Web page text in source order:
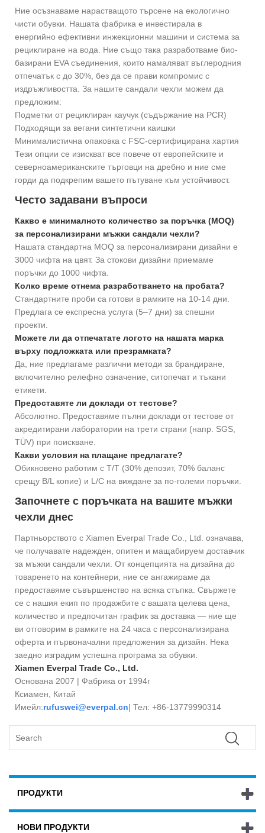
Ние осъзнаваме нарастващото търсене на екологично
чисти обувки. Нашата фабрика е инвестирала в
енергийно ефективни инжекционни машини и система за
рециклиране на вода. Ние също така разработваме био-
базирани EVA съединения, които намаляват въглеродния
отпечатък с до 30%, без да се прави компромис с
издръжливостта. За нашите сандали чехли можем да
предложим:
Подметки от рециклиран каучук (съдържание на PCR)
Подходящи за вегани синтетични каишки
Минималистична опаковка с FSC-сертифицирана хартия
Тези опции се изискват все повече от европейските и
северноамериканските търговци на дребно и ние сме
горди да подкрепим вашето пътуване към устойчивост.
Често задавани въпроси
Какво е минималното количество за поръчка (MOQ)
за персонализирани мъжки сандали чехли?
Нашата стандартна MOQ за персонализирани дизайни е
3000 чифта на цвят. За стокови дизайни приемаме
поръчки до 1000 чифта.
Колко време отнема разработването на пробата?
Стандартните проби са готови в рамките на 10-14 дни.
Предлага се експресна услуга (5–7 дни) за спешни
проекти.
Можете ли да отпечатате логото на нашата марка
върху подложката или презрамката?
Да, ние предлагаме различни методи за брандиране,
включително релефно означение, ситопечат и тъкани
етикети.
Предоставяте ли доклади от тестове?
Абсолютно. Предоставяме пълни доклади от тестове от
акредитирани лаборатории на трети страни (напр. SGS,
TÜV) при поискване.
Какви условия на плащане предлагате?
Обикновено работим с T/T (30% депозит, 70% баланс
срещу B/L копие) и L/C на виждане за по-големи поръчки.
Започнете с поръчката на вашите мъжки
чехли днес
Партньорството с Xiamen Everpal Trade Co., Ltd. означава,
че получавате надежден, опитен и мащабируем доставчик
за мъжки сандали чехли. От концепцията на дизайна до
товаренето на контейнери, ние се ангажираме да
предоставяме съвършенство на всяка стъпка. Свържете
се с нашия екип по продажбите с вашата целева цена,
количество и предпочитан график за доставка — ние ще
ви отговорим в рамките на 24 часа с персонализирана
оферта и първоначални предложения за дизайн. Нека
заедно изградим успешна програма за обувки.
Xiamen Everpal Trade Co., Ltd.
Основана 2007 | Фабрика от 1994г
Ксиамен, Китай
Имейл:rufuswei@everpal.cn| Тел: +86-13779990314
ПРОДУКТИ
НОВИ ПРОДУКТИ